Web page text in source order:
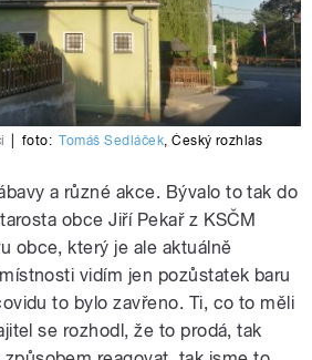
foto: Tomáš Sedláček ,Český rozhlas
a různé akce. Bývalo to tak do
obce Jiří Pekař z KSČM
obce, který je ale aktuálně
vidím jen pozůstatek baru
to bylo zavřeno. Ti, co to měli
se rozhodl, že to prodá, tak